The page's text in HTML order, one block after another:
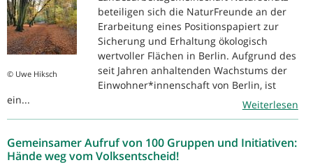
© Uwe Hiksch
beteiligen sich die NaturFreunde an der
Erarbeitung eines Positionspapiert zur
Sicherung und Erhaltung ökologisch
wertvoller Flächen in Berlin. Aufgrund des
seit Jahren anhaltenden Wachstums der
Einwohner*innenschaft von Berlin, ist
ein...
Weiterlesen
Gemeinsamer Aufruf von 100 Gruppen und Initiativen:
Hände weg vom Volksentscheid!